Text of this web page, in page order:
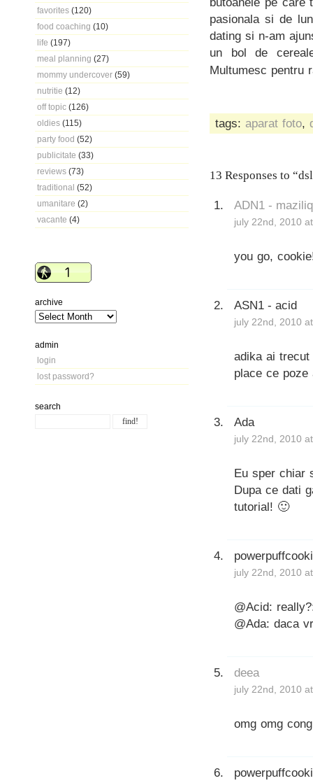
favorites (120)
food coaching (10)
life (197)
meal planning (27)
mommy undercover (59)
nutritie (12)
off topic (126)
oldies (115)
party food (52)
publicitate (33)
reviews (73)
traditional (52)
umanitare (2)
vacante (4)
archive
admin
login
lost password?
search
pasionala si de
dating si n-am
un bol de
Multumesc pentru
tags: aparat foto,
13 Responses to
ADN1 -
july 22nd, 2010
you go,
ASN1 - acid
july 22nd, 2010
adika ai
place ce
Ada
july 22nd, 2010
Eu sper chiar
Dupa ce dati
tutorial! 🙂
july 22nd, 2010
@Acid:
@Ada: daca
deea
july 22nd, 2010
omg omg